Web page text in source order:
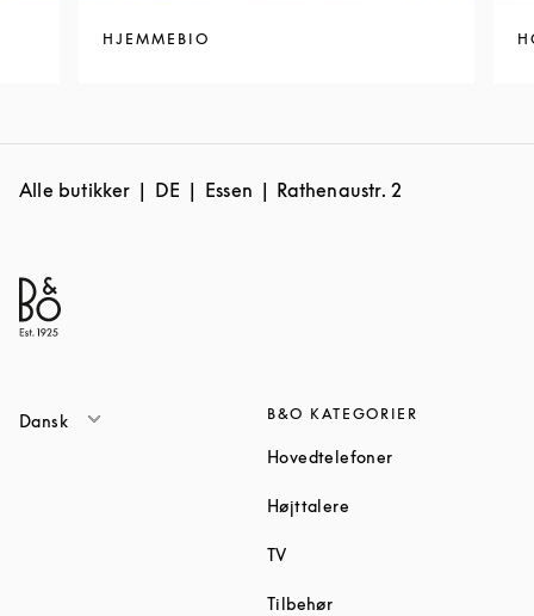
HJEMMEBIO
Alle butikker DE Essen Rathenaustr. 2
Dansk B&O KATEGORIER
HovedtelefonerLink Opens in
Højttalere
TVLink Opens in New Tab
TilbehørLink Opens in New Tab